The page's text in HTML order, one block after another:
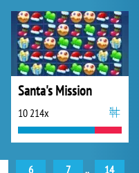
Santa's Mission
10 214x
6 7 .. 14